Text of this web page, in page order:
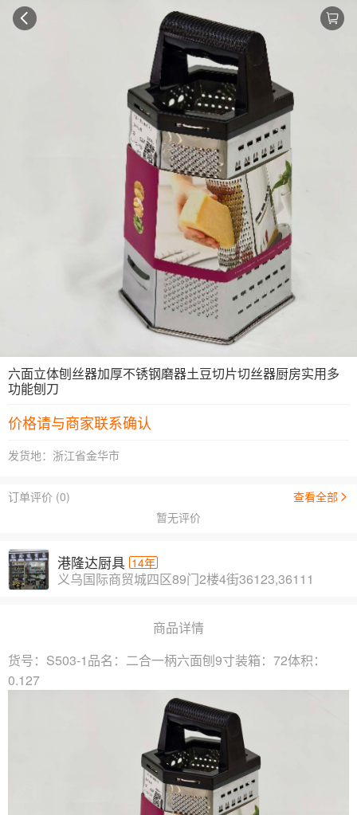
六面立体刨丝器加厚不锈钢磨器土豆切片切丝器厨房实用多
功能刨刀
价格请与商家联系确认
发货地：浙江省金华市
订单评价 (0)
查看全部
暂无评价
港隆达厨具 14年
义乌国际商贸城四区89门2楼4街36123,36111
商品详情
货号：S503-1品名：二合一柄六面刨9寸装箱：72体积：
0.127